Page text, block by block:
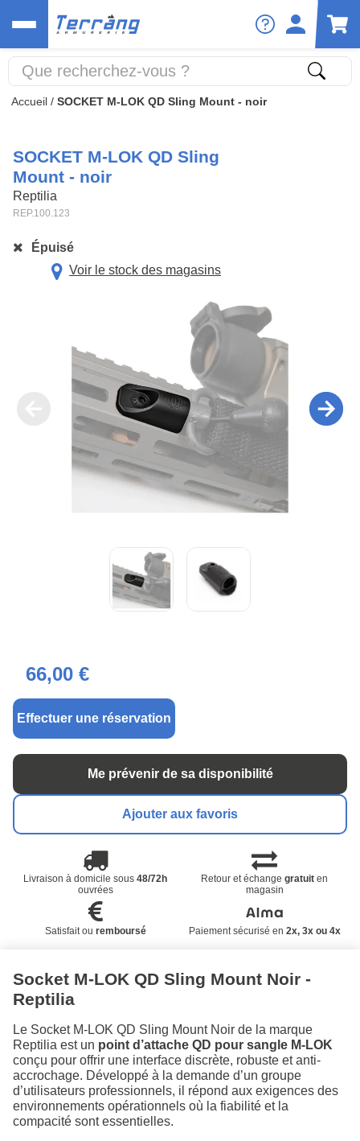
Accueil / SOCKET M-LOK QD Sling Mount - noir
SOCKET M-LOK QD Sling
Mount - noir
Reptilia
REP.100.123
Épuisé
Voir le stock des magasins
66,00 €
Effectuer une réservation
Me prévenir de sa disponibilité
Ajouter aux favoris
Livraison à domicile sous48/72h
ouvrées
Retour et échangegratuit en
magasin
Satisfait ou remboursé Paiement sécurisé en 2x, 3x ou 4x
Socket M-LOK QD Sling Mount Noir -
Reptilia
Le Socket M-LOK QD Sling Mount Noir de la marque
Reptilia est un point d’attache QD pour sangle M-LOK
conçu pour offrir une interface discrète, robuste et anti-
accrochage. Développé à la demande d’un groupe
d’utilisateurs professionnels, il répond aux exigences des
environnements opérationnels où la fiabilité et la
compacité sont essentielles.